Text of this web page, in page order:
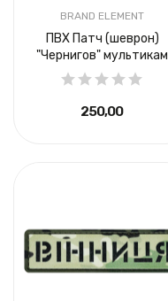
BRAND ELEMENT
ПВХ Патч (шеврон)
"Чернигов" мультикам
250,00 ₴